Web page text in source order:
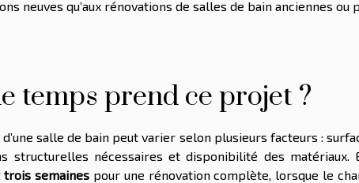
neuves qu’aux rénovations de salles de bain anciennes ou
temps prend ce projet ?
salle de bain peut varier selon plusieurs facteurs :
structurelles nécessaires et disponibilité des matériaux.
semainespour une rénovation complète, lorsque le